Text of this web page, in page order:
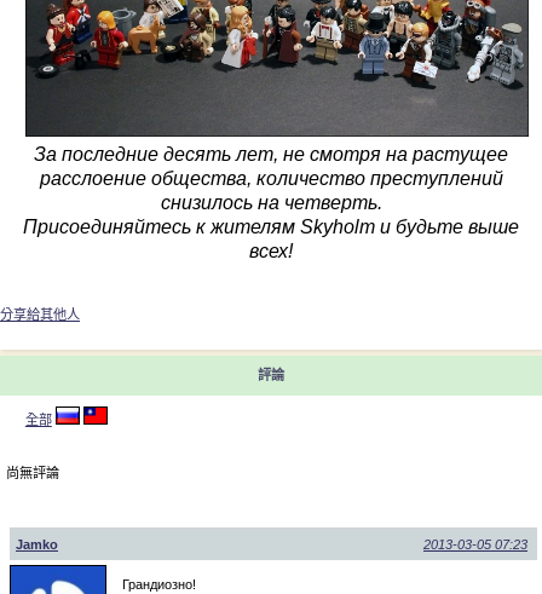
За последние десять лет, не смотря на растущее
расслоение общества, количество преступлений
снизилось на четверть.
Присоединяйтесь к жителям Skyholm и будьте выше
всех!
分享給其他人
評論
全部
尚無評論
Jamko 2013-03-05 07:23
Грандиозно!